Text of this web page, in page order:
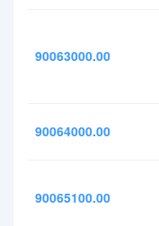
90063000.00
90064000.00
90065100.00